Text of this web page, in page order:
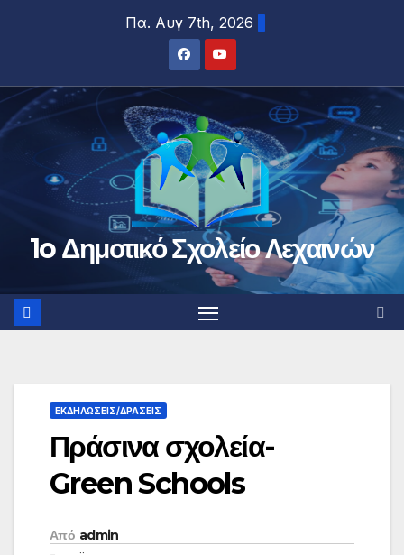
Πα. Αυγ 7th, 2026
1o Δημοτικό Σχολείο Λεχαινών
ΕΚΔΗΛΏΣΕΙΣ/ΔΡΆΣΕΙΣ
Πράσινα σχολεία-
Green Schools
Από admin